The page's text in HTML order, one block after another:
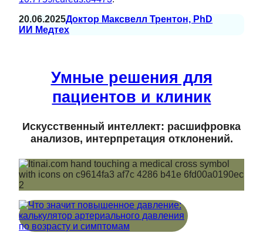
20.06.2025Доктор Максвелл Трентон, PhD
ИИ Медтех
Умные решения для
пациентов и клиник
Искусственный интеллект: расшифровка
анализов, интерпретация отклонений.